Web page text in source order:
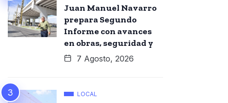
Juan Manuel Navarro
prepara Segundo
Informe con avances
en obras, seguridad y
7 Agosto, 2026
LOCAL